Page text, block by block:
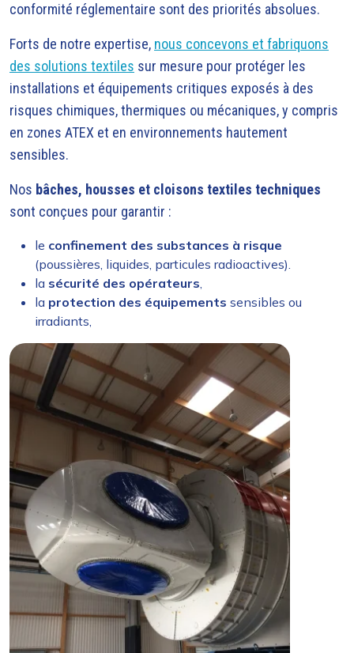
conformité réglementaire sont des priorités absolues.
Forts de notre expertise, nous concevons et fabriquons
des solutions textiles sur mesure pour protéger les
installations et équipements critiques exposés à des
risques chimiques, thermiques ou mécaniques, y compris
en zones ATEX et en environnements hautement
sensibles.
Nos bâches, housses et cloisons textiles techniques
sont conçues pour garantir :
le confinement des substances à risque
(poussières, liquides, particules radioactives).
la sécurité des opérateurs,
la protection des équipements sensibles ou
irradiants,